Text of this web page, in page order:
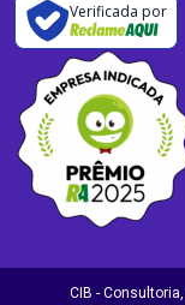
Verificada por
CIB -